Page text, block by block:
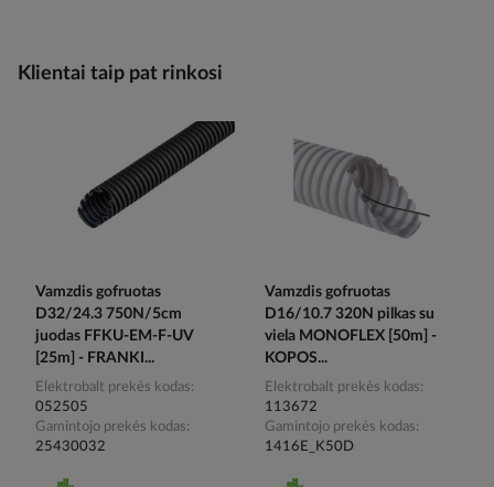
Klientai taip pat rinkosi
Vamzdis gofruotas
D32/24.3 750N/5cm
juodas FFKU-EM-F-UV
[25m] - FRANKI...
Elektrobalt prekės kodas
052505
Gamintojo prekės kodas
25430032
Vamzdis gofruotas
D16/10.7 320N pilkas su
viela MONOFLEX [50m] -
KOPOS...
Elektrobalt prekės kodas
113672
Gamintojo prekės kodas
1416E_K50D